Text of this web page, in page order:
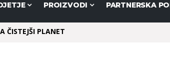
PROIZVODI PARTNERSKA
ČISTEJŠI PLANET